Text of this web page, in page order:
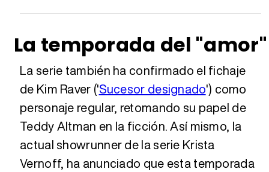
La temporada del "amor"
La serie también ha confirmado el fichaje
de Kim Raver ('Sucesor designado') como
personaje regular, retomando su papel de
Teddy Altman en la ficción. Así mismo, la
actual showrunner de la serie Krista
Vernoff, ha anunciado que esta temporada